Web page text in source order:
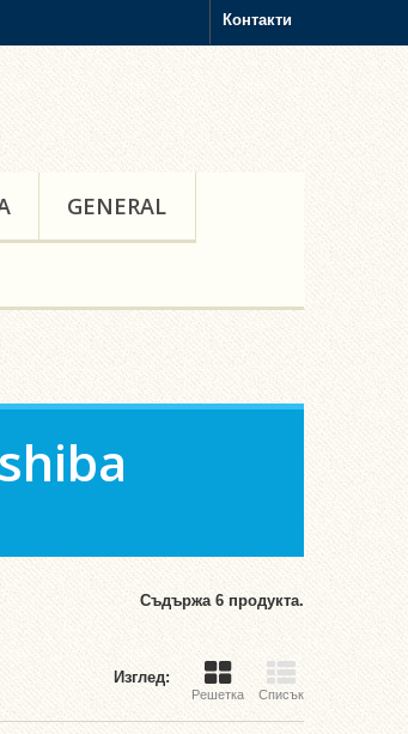
Контакти
GENERAL
Съдържа 6 продукта.
Изглед:
Решетка Списък